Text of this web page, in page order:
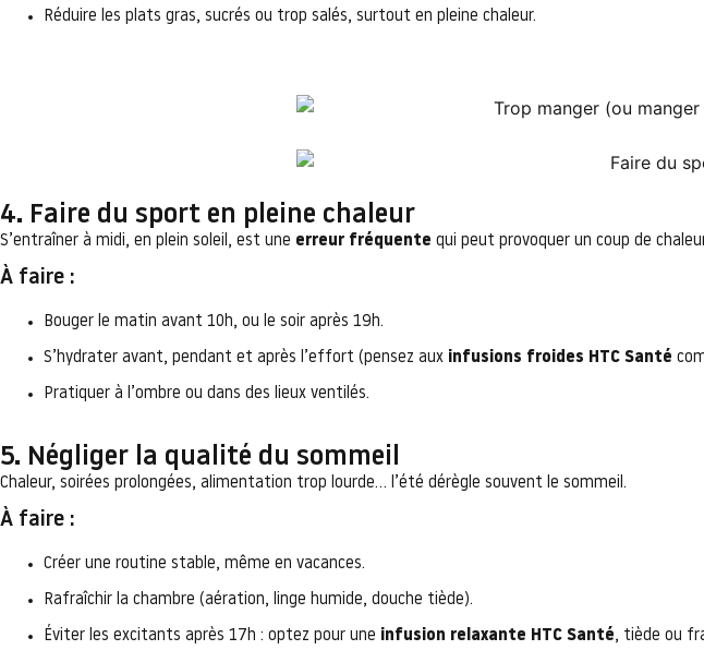
Réduire les plats gras, sucrés ou trop salés, surtout en pleine chaleur.
4. Faire du sport en pleine chaleur
S’entraîner à midi, en plein soleil, est une erreur fréquente qui peut provoquer un coup de
À faire :
Bouger le matin avant 10h, ou le soir après 19h.
S’hydrater avant, pendant et après l’effort (pensez aux infusions froides HTC Santé
Pratiquer à l’ombre ou dans des lieux ventilés.
5. Négliger la qualité du sommeil
Chaleur, soirées prolongées, alimentation trop lourde… l’été dérègle souvent le sommeil.
À faire :
Créer une routine stable, même en vacances.
Rafraîchir la chambre (aération, linge humide, douche tiède).
Éviter les excitants après 17h : optez pour une infusion relaxante HTC Santé, tiède ou